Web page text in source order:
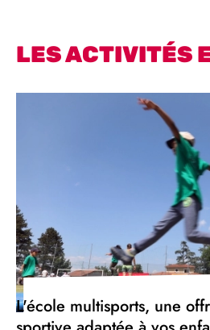
LES ACTIVITÉS
L'école multisports, une